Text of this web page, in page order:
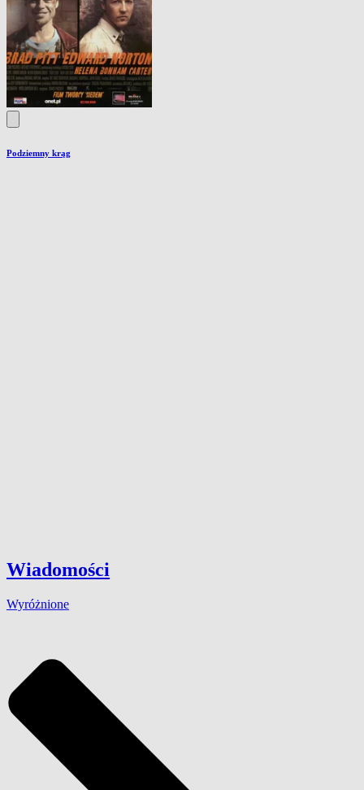
Podziemny krąg
Wiadomości
Wyróżnione